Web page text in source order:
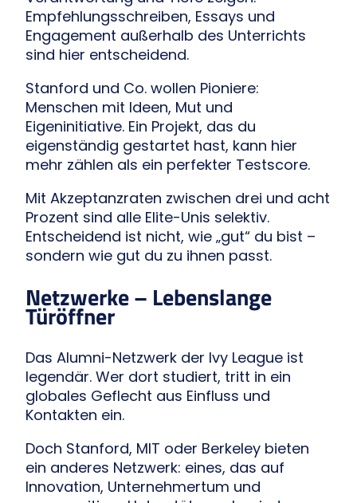
Empfehlungsschreiben, Essays und
Engagement außerhalb des Unterrichts
sind hier entscheidend.
Stanford und Co. wollen Pioniere:
Menschen mit Ideen, Mut und
Eigeninitiative. Ein Projekt, das du
eigenständig gestartet hast, kann hier
mehr zählen als ein perfekter Testscore.
Mit Akzeptanzraten zwischen drei und acht
Prozent sind alle Elite-Unis selektiv.
Entscheidend ist nicht, wie „gut“ du bist –
sondern wie gut du zu ihnen passt.
Netzwerke – Lebenslange
Türöffner
Das Alumni-Netzwerk der Ivy League ist
legendär. Wer dort studiert, tritt in ein
globales Geflecht aus Einfluss und
Kontakten ein.
Doch Stanford, MIT oder Berkeley bieten
ein anderes Netzwerk: eines, das auf
Innovation, Unternehmertum und